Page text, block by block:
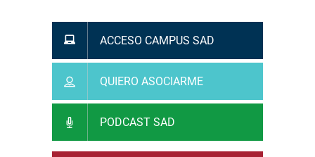
ACCESO CAMPUS SAD
QUIERO ASOCIARME
PODCAST SAD